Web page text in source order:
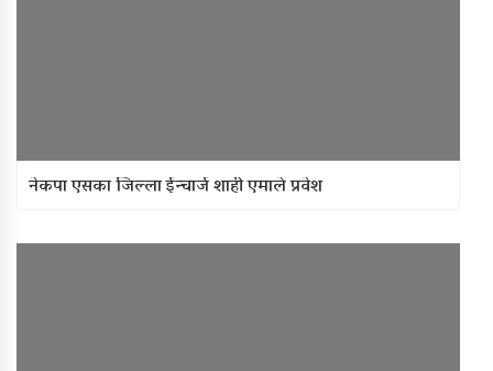
नेकपा एसका जिल्ला ईन्चार्ज शाही एमाले प्रवेश